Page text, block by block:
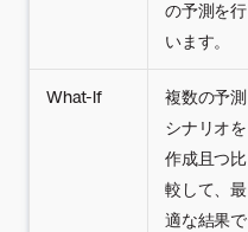
の予測を行
います。
What-If
複数の予測
シナリオを
作成且つ比
較して、最
適な結果で